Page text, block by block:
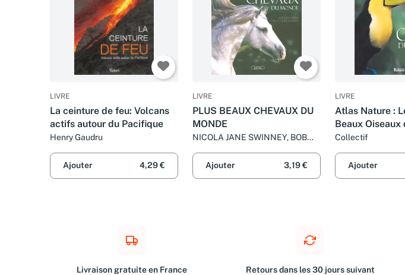
LIVRE
La ceinture de feu: Volcans
actifs autour du Pacifique
Henry Gaudru
Ajouter 4,29 €
LIVRE
PLUS BEAUX CHEVAUX DU
MONDE
NICOLA JANE SWINNEY, BOB
Ajouter
3,19 €
LIVRE
Atlas Nature :
Beaux Oiseaux
Collectif
Ajouter
Livraison gratuite en France
Retours dans les 30 jours suivant